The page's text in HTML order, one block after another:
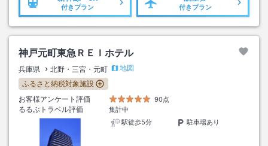
付きプラン 付きプラン
神戸元町東急ＲＥＩホテル
兵庫県 北野・三宮・元町
地図
ふるさと納税対象施設
お客様アンケート評価
90点
るるぶトラベル評価
集計中
駅徒歩5分
駐車場あり